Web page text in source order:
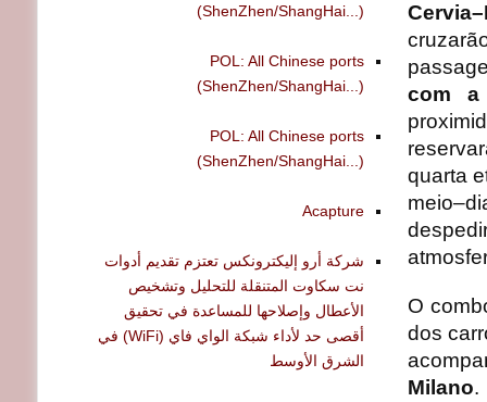
com a
quarta
O
dos
Milano.
(ShenZhen/ShangHai...)
POL: All Chinese ports
(ShenZhen/ShangHai...)
POL: All Chinese ports
(ShenZhen/ShangHai...)
Acapture
شركة أرو إليكترونكس تعتزم تقديم أدوات
نت سكاوت المتنقلة للتحليل وتشخيص
الأعطال وإصلاحها للمساعدة في تحقيق
أقصى حد لأداء شبكة الواي فاي (WiFi) في
الشرق الأوسط